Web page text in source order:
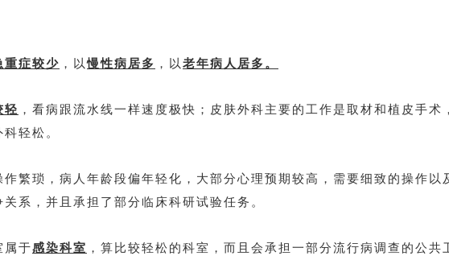
重症较少 ，以慢性病居多 ，以 老年病人居多。
轻 ，看病跟流水线一样速度极快；皮肤外科主要的工作是取材和植皮手术
轻松。
繁琐，病人年龄段偏年轻化，大部分心理预期较高，需要细致的操作以
系，并且承担了部分临床科研试验任务。
属于感染科室 ，算比较轻松的科室，而且会承担一部分流行病调查的公共